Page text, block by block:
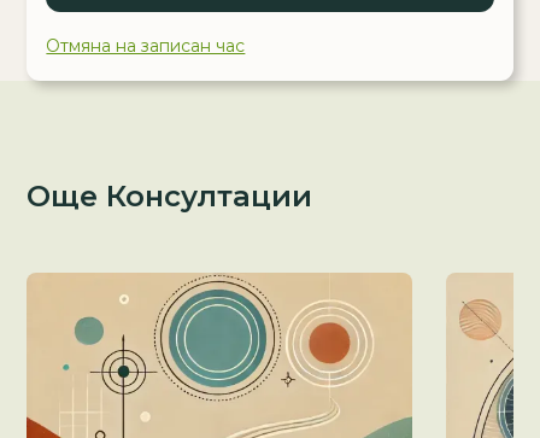
Отмяна на записан час
Още Консултации